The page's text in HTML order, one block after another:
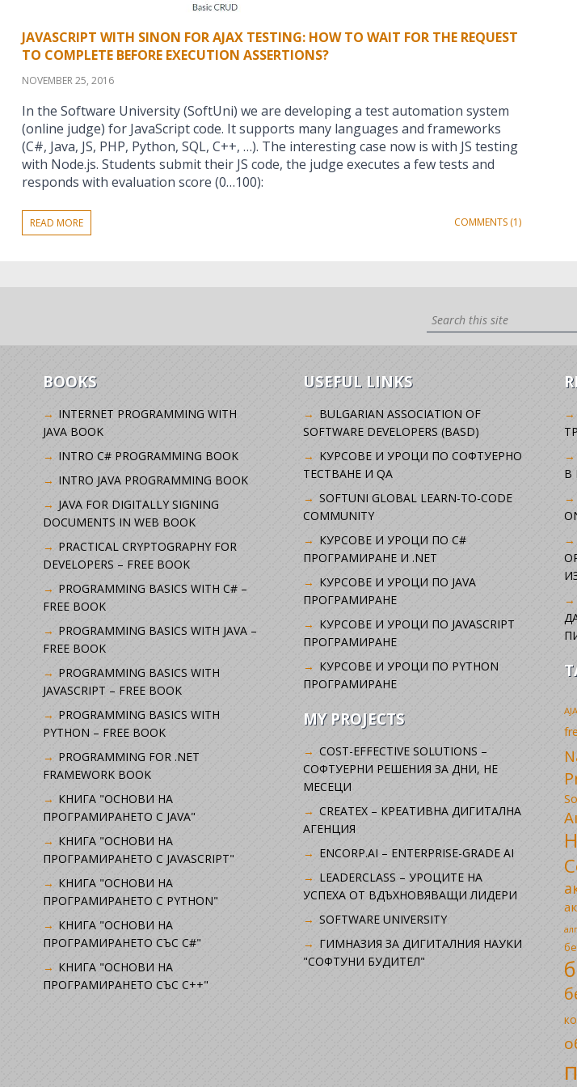
JAVASCRIPT WITH SINON FOR AJAX TESTING: HOW TO WAIT FOR THE REQUEST
TO COMPLETE BEFORE EXECUTION ASSERTIONS?
NOVEMBER 25, 2016
In the Software University (SoftUni) we are developing a test automation system
(online judge) for JavaScript code. It supports many languages and frameworks
(C#, Java, JS, PHP, Python, SQL, C++, …). The interesting case now is with JS testing
with Node.js. Students submit their JS code, the judge executes a few tests and
responds with evaluation score (0…100):
READ MORE COMMENTS (1)
BOOKS
INTERNET PROGRAMMING WITH
JAVA BOOK
INTRO C# PROGRAMMING BOOK
INTRO JAVA PROGRAMMING BOOK
JAVA FOR DIGITALLY SIGNING
DOCUMENTS IN WEB BOOK
PRACTICAL CRYPTOGRAPHY FOR
DEVELOPERS – FREE BOOK
PROGRAMMING BASICS WITH C# –
FREE BOOK
PROGRAMMING BASICS WITH JAVA –
FREE BOOK
PROGRAMMING BASICS WITH
JAVASCRIPT – FREE BOOK
PROGRAMMING BASICS WITH
PYTHON – FREE BOOK
PROGRAMMING FOR .NET
FRAMEWORK BOOK
КНИГА "ОСНОВИ НА
ПРОГРАМИРАНЕТО С JAVA"
КНИГА "ОСНОВИ НА
ПРОГРАМИРАНЕТО С JAVASCRIPT"
КНИГА "ОСНОВИ НА
ПРОГРАМИРАНЕТО С PYTHON"
КНИГА "ОСНОВИ НА
ПРОГРАМИРАНЕТО СЪС C#"
КНИГА "ОСНОВИ НА
ПРОГРАМИРАНЕТО СЪС C++"
USEFUL LINKS
BULGARIAN ASSOCIATION OF
SOFTWARE DEVELOPERS (BASD)
KУРСОВЕ И УРОЦИ ПО СОФТУЕРНО
ТЕСТВАНЕ И QA
SOFTUNI GLOBAL LEARN-TO-CODE
COMMUNITY
КУРСОВЕ И УРОЦИ ПО C#
ПРОГРАМИРАНЕ И .NET
КУРСОВЕ И УРОЦИ ПО JAVA
ПРОГРАМИРАНЕ
КУРСОВЕ И УРОЦИ ПО JAVASCRIPT
ПРОГРАМИРАНЕ
КУРСОВЕ И УРОЦИ ПО PYTHON
ПРОГРАМИРАНЕ
MY PROJECTS
COST-EFFECTIVE SOLUTIONS –
СОФТУЕРНИ РЕШЕНИЯ ЗА ДНИ, НЕ
МЕСЕЦИ
CREATEX – КРЕАТИВНА ДИГИТАЛНА
АГЕНЦИЯ
ENCORP.AI – ENTERPRISE-GRADE AI
LEADERCLASS – УРОЦИТЕ НА
УСПЕХА ОТ ВДЪХНОВЯВАЩИ ЛИДЕРИ
SOFTWARE UNIVERSITY
ГИМНАЗИЯ ЗА ДИГИТАЛНИЯ НАУКИ
"СОФТУНИ БУДИТЕЛ"
В